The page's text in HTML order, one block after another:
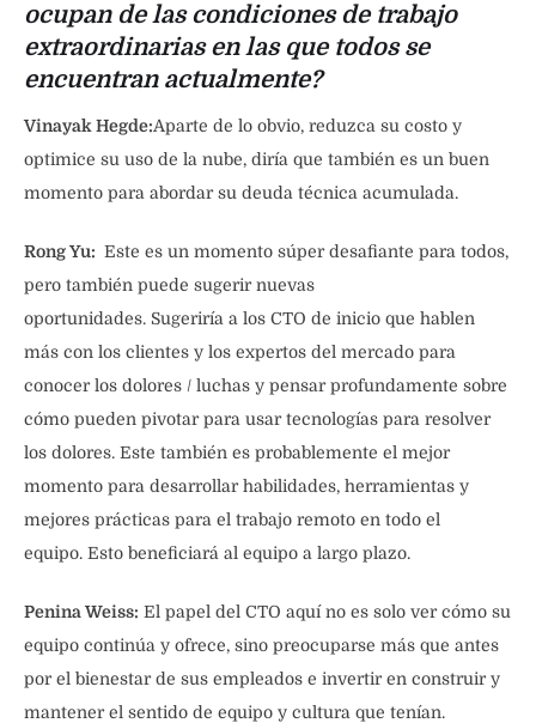
ocupan de las condiciones de trabajo
extraordinarias en las que todos se
encuentran actualmente?
Vinayak Hegde:Aparte de lo obvio, reduzca su costo y
optimice su uso de la nube, diría que también es un buen
momento para abordar su deuda técnica acumulada.
Rong Yu: Este es un momento súper desafiante para todos,
pero también puede sugerir nuevas
oportunidades. Sugeriría a los CTO de inicio que hablen
más con los clientes y los expertos del mercado para
conocer los dolores / luchas y pensar profundamente sobre
cómo pueden pivotar para usar tecnologías para resolver
los dolores. Este también es probablemente el mejor
momento para desarrollar habilidades, herramientas y
mejores prácticas para el trabajo remoto en todo el
equipo. Esto beneficiará al equipo a largo plazo.
Penina Weiss: El papel del CTO aquí no es solo ver cómo su
equipo continúa y ofrece, sino preocuparse más que antes
por el bienestar de sus empleados e invertir en construir y
mantener el sentido de equipo y cultura que tenían.